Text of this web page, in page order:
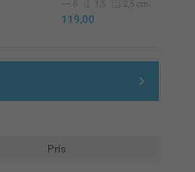
6 1,5 2,5 cm
119,00
Pris